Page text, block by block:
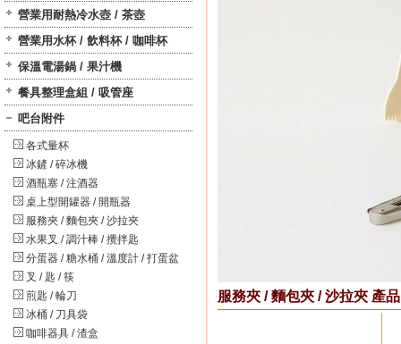
營業用耐熱冷水壺 / 茶壺
營業用水杯 / 飲料杯 / 咖啡杯
保溫電湯鍋 / 果汁機
餐具整理盒組 / 吸管座
吧台附件
各式量杯
冰鏟 / 碎冰機
酒瓶塞 / 注酒器
桌上型開罐器 / 開瓶器
服務夾 / 麵包夾 / 沙拉夾
水果叉 / 調汁棒 / 攪拌匙
分蛋器 / 糖水桶 / 溫度計 / 打蛋盆
叉 / 匙 / 筷
煎匙 / 輪刀
冰桶 / 刀具袋
咖啡器具 / 渣盒
服務夾 / 麵包夾 / 沙拉夾 產品